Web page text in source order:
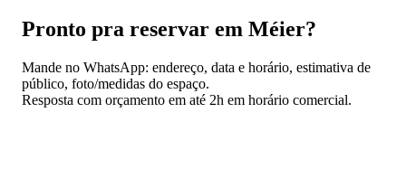
Pronto pra reservar em Méier?
Mande no WhatsApp: endereço, data e horário, estimativa de
público, foto/medidas do espaço.
Resposta com orçamento em até 2h em horário comercial.